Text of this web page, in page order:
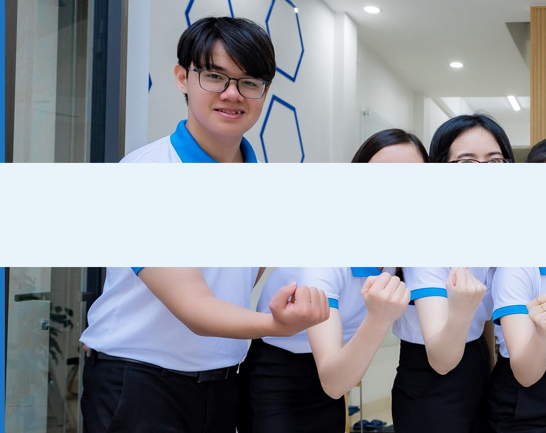
KẾ TOÁN – TÀI CHÍNH
PHÁP LÝ DOANH NGHIỆP
ĐIỀU KHOẢN SỬ DỤNG